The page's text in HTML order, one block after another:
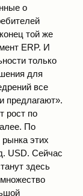
о
той же
ERP. И
только
для
все
предлагают».
рост по
По
этих
USD. Сейчас
здесь